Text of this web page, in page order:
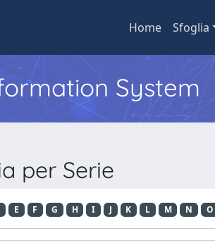
Home Sfoglia
System
per Serie
E F G H I J K L M N O